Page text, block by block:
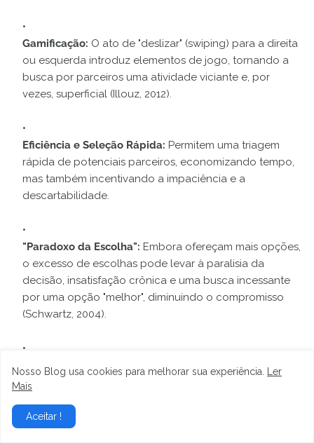
Gamificação: O ato de "deslizar" (swiping) para a direita
ou esquerda introduz elementos de jogo, tornando a
busca por parceiros uma atividade viciante e, por
vezes, superficial (Illouz, 2012).
Eficiência e Seleção Rápida: Permitem uma triagem
rápida de potenciais parceiros, economizando tempo,
mas também incentivando a impaciência e a
descartabilidade.
"Paradoxo da Escolha": Embora ofereçam mais opções,
o excesso de escolhas pode levar à paralisia da
decisão, insatisfação crônica e uma busca incessante
por uma opção "melhor", diminuindo o compromisso
(Schwartz, 2004).
Comunicação Mediada:
As interações iniciais ocorrem
via texto, o que pode facilitar a conexão para alguns,
dificultar a construção de intimidade real antes do
Nosso Blog usa cookies para melhorar sua experiência.
Ler
Mais
Aceitar !